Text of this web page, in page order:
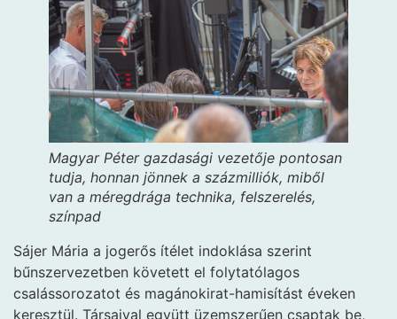
Magyar Péter gazdasági vezetője pontosan
tudja, honnan jönnek a százmilliók, miből
van a méregdrága technika, felszerelés,
színpad
Sájer Mária a jogerős ítélet indoklása szerint
bűnszervezetben követett el folytatólagos
csalássorozatot és magánokirat-hamisítást éveken
keresztül. Társaival együtt üzemszerűen csaptak be,